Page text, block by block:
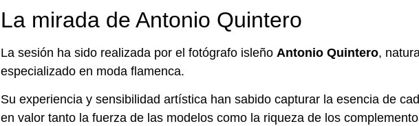
La mirada de Antonio Quintero
La sesión ha sido realizada por el fotógrafo isleño Antonio Quintero,
especializado en moda flamenca.
Su experiencia y sensibilidad artística han sabido capturar la esencia de
en valor tanto la fuerza de las modelos como la riqueza de los